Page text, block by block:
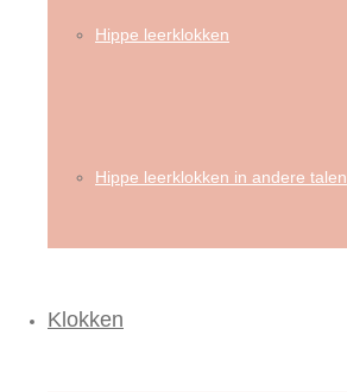
Hippe leerklokken
Hippe leerklokken in andere talen
Klokken